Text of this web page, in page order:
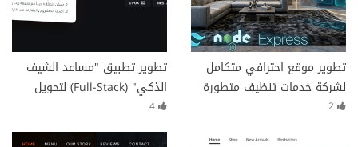
تطوير موقع احترافي متكامل
لشركة خدمات تنظيف متطورة
مع نظام حجز ذكي وباقات مرنة
تطوير تطبيق "مساعد الشيف
الذكي" (Full-Stack) لتحويل
المكونات إلى وصفات بالـ AI